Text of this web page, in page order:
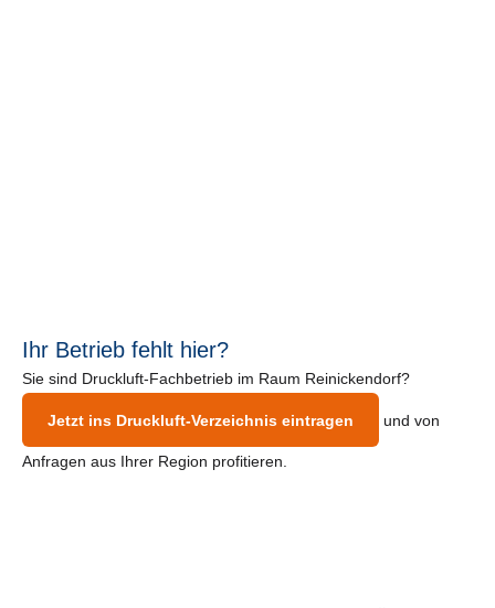
Ihr Betrieb fehlt hier?
Sie sind Druckluft-Fachbetrieb im Raum Reinickendorf?
Jetzt ins Druckluft-Verzeichnis eintragen und von
Anfragen aus Ihrer Region profitieren.